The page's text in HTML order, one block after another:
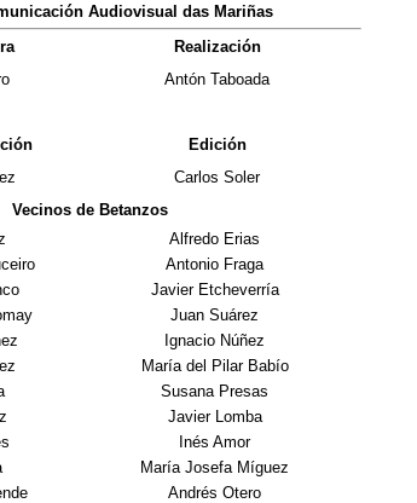
Audiovisual das Mariñas
Realización
Antón Taboada
Edición
Carlos Soler
Vecinos de Betanzos
Alfredo Erias
Antonio Fraga
Javier Etcheverría
Juan Suárez
Ignacio Núñez
María del Pilar Babío
Susana Presas
Javier Lomba
Inés Amor
María Josefa Míguez
Andrés Otero